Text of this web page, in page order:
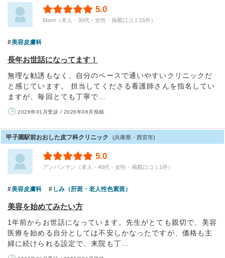
5.0
Mami（本人・30代・女性・掲載口コミ15件）
美容皮膚科
長年お世話になってます！
無理な勧誘もなく、自分のペースで通いやすいクリニックだ
と感じています。 担当してくださる看護師さんを指名してい
ますが、毎回とても丁寧で…
2026年01月受診 / 2026年06月投稿
甲子園駅前おおした皮フ科クリニック (兵庫県・西宮市)
5.0
アンパンマン（本人・40代・女性・掲載口コミ1件）
美容皮膚科 しみ（肝斑・老人性色素斑）
美容を始めてみたい方
1年前からお世話になっています。先生がとても親切で、美容
医療を始める自分としては不安しかなったですが、価格も主
婦に続けられる設定で、来院も丁…